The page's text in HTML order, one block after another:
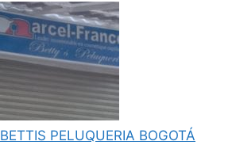
BETTIS PELUQUERIA BOGOTÁ